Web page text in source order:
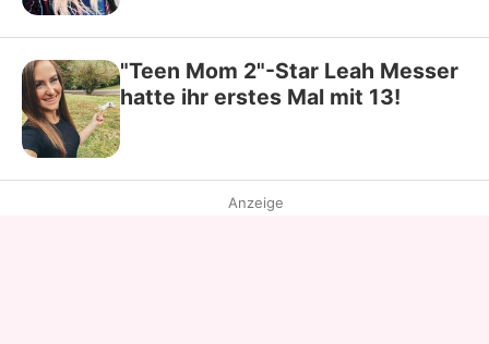
"Teen Mom 2"-Star Leah Messer
hatte ihr erstes Mal mit 13!
Anzeige